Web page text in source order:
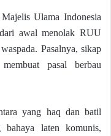
Ulama Indonesia
awal menolak RUU
Pasalnya, sikap
pasal berbau
yang haq dan batil
bahaya laten komunis,